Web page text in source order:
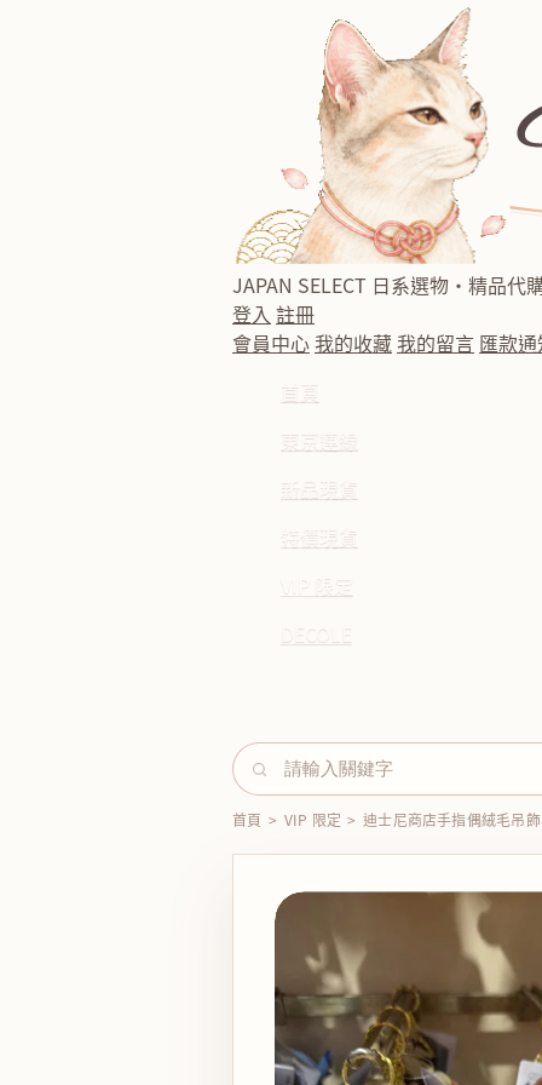
JAPAN SELECT 日系選物・精品代
登入 註冊
會員中心我的收藏我的留言 匯款
首頁
東京連線
新品現貨
特價現貨
VIP 限定
首頁 > VIP 限定 > 迪士尼商店手指偶絨毛吊飾